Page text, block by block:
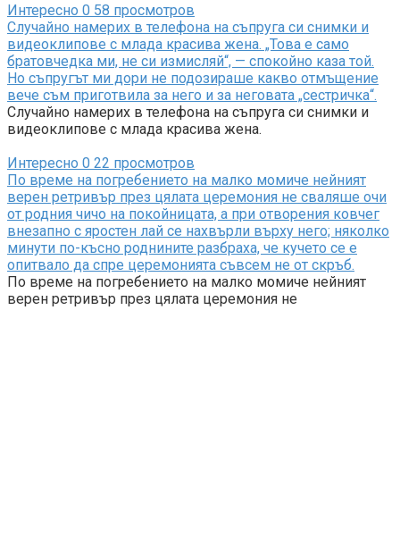
Интересно 0 58 просмотров
Случайно намерих в телефона на съпруга си снимки и
видеоклипове с млада красива жена. „Това е само
братовчедка ми, не си измисляй“, — спокойно каза той.
Но съпругът ми дори не подозираше какво отмъщение
вече съм приготвила за него и за неговата „сестричка“.
Случайно намерих в телефона на съпруга си снимки и
видеоклипове с млада красива жена.
Интересно 0 22 просмотров
По време на погребението на малко момиче нейният
верен ретривър през цялата церемония не сваляше очи
от родния чичо на покойницата, а при отворения ковчег
внезапно с яростен лай се нахвърли върху него; няколко
минути по-късно роднините разбраха, че кучето се е
опитвало да спре церемонията съвсем не от скръб.
По време на погребението на малко момиче нейният
верен ретривър през цялата церемония не